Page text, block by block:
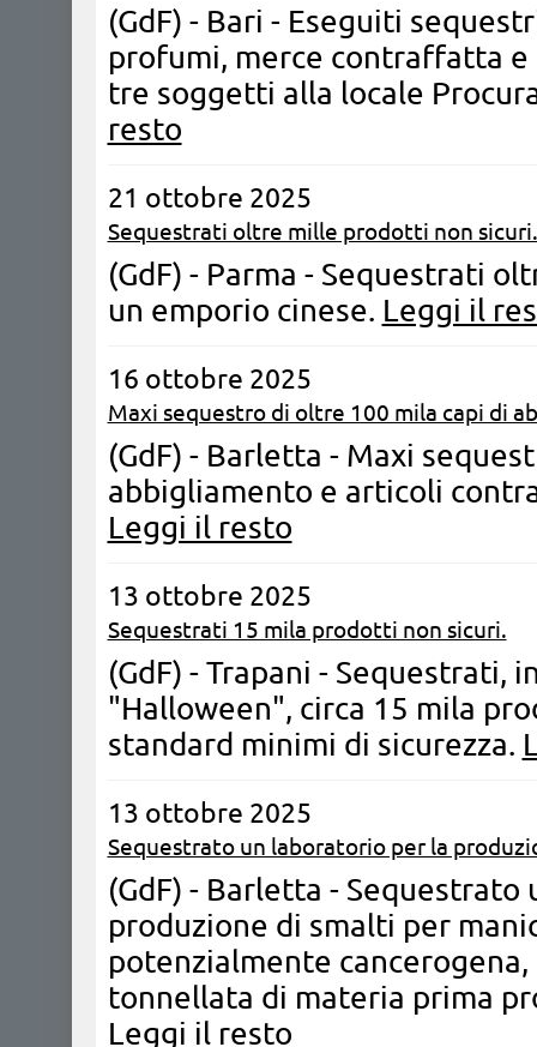
(GdF) - Bari - Eseguiti
profumi, merce contraffatta
tre soggetti alla locale
resto
21 ottobre 2025
Sequestrati oltre mille prodotti non sicuri.
(GdF) - Parma - Sequestrati
un emporio cinese. Leggi il
16 ottobre 2025
Maxi sequestro di oltre 100 mila capi di
(GdF) - Barletta - Maxi
abbigliamento e articoli
Leggi il resto
13 ottobre 2025
Sequestrati 15 mila prodotti non sicuri.
(GdF) - Trapani - Sequestrati,
"Halloween", circa 15 mila
standard minimi di sicurezza.
13 ottobre 2025
Sequestrato un laboratorio per la
(GdF) - Barletta -
produzione di smalti per
potenzialmente
tonnellata di materia prima
Leggi il resto